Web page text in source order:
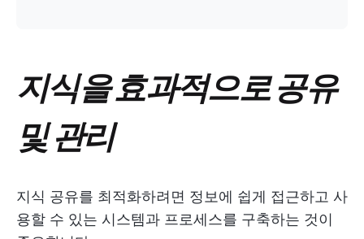
지식을 효과적으로 공유
및 관리
지식 공유를 최적화하려면 정보에 쉽게 접근하고 사
용할 수 있는 시스템과 프로세스를 구축하는 것이